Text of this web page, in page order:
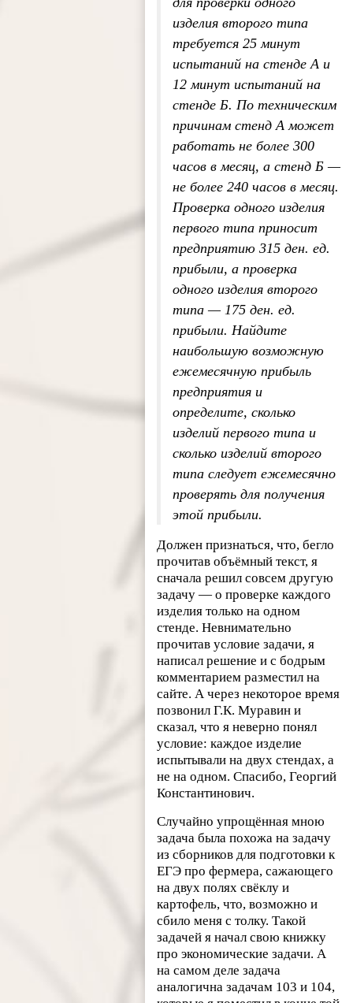
изделия второго типа
требуется 25 минут
испытаний на стенде А и
12 минут испытаний на
стенде Б. По техническим
причинам стенд А может
работать не более 300
часов в месяц, а стенд Б —
не более 240 часов в месяц.
Проверка одного изделия
первого типа приносит
предприятию 315 ден. ед.
прибыли, а проверка
одного изделия второго
типа — 175 ден. ед.
прибыли. Найдите
наибольшую возможную
ежемесячную прибыль
предприятия и
определите, сколько
изделий первого типа и
сколько изделий второго
типа следует ежемесячно
проверять для получения
этой прибыли.
Должен признаться, что, бегло
прочитав объёмный текст, я
сначала решил совсем другую
задачу — о проверке каждого
изделия только на одном
стенде. Невнимательно
прочитав условие задачи, я
написал решение и с бодрым
комментарием разместил на
сайте. А через некоторое время
позвонил Г.К. Муравин и
сказал, что я неверно понял
условие: каждое изделие
испытывали на двух стендах, а
не на одном. Спасибо, Георгий
Константинович.
Случайно упрощённая мною
задача была похожа на задачу
из сборников для подготовки к
ЕГЭ про фермера, сажающего
на двух полях свёклу и
картофель, что, возможно и
сбило меня с толку. Такой
задачей я начал свою книжку
про экономические задачи. А
на самом деле задача
аналогична задачам 103 и 104,